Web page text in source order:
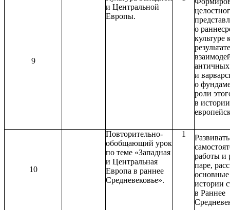
9
и Центральной
Европы.
о
культуре
античных
и
о
роли
в истории
10
Повторительно-
обобщающий урок
по теме «Западная
и Центральная
Европа в раннее
Средневековье».
1
работы и
паре,
истории
в Раннее